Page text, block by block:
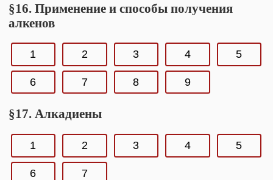
§16. Применение и способы получения
алкенов
1 2 3 4 5
6 7 8 9
§17. Алкадиены
1 2 3 4 5
6 7